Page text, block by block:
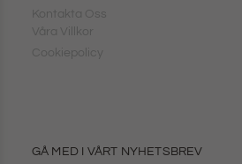
Kontakta Oss
Våra Villkor
Cookiepolicy
GÅ MED I VÅRT NYHETSBREV